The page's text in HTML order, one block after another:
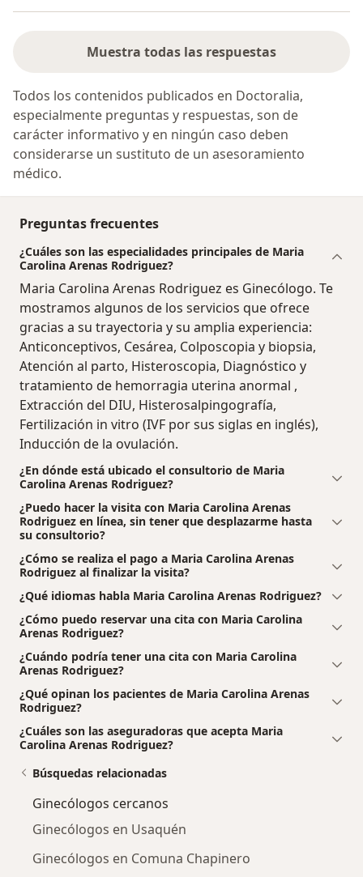
Muestra todas las respuestas
Todos los contenidos publicados en Doctoralia,
especialmente preguntas y respuestas, son de
carácter informativo y en ningún caso deben
considerarse un sustituto de un asesoramiento
médico.
Preguntas frecuentes
¿Cuáles son las especialidades principales de Maria
Carolina Arenas Rodriguez?
Maria Carolina Arenas Rodriguez es Ginecólogo. Te
mostramos algunos de los servicios que ofrece
gracias a su trayectoria y su amplia experiencia:
Anticonceptivos, Cesárea, Colposcopia y biopsia,
Atención al parto, Histeroscopia, Diagnóstico y
tratamiento de hemorragia uterina anormal ,
Extracción del DIU, Histerosalpingografía,
Fertilización in vitro (IVF por sus siglas en inglés),
Inducción de la ovulación.
¿En dónde está ubicado el consultorio de Maria
Carolina Arenas Rodriguez?
¿Puedo hacer la visita con Maria Carolina Arenas
Rodriguez en línea, sin tener que desplazarme hasta
su consultorio?
¿Cómo se realiza el pago a Maria Carolina Arenas
Rodriguez al finalizar la visita?
¿Qué idiomas habla Maria Carolina Arenas Rodriguez?
¿Cómo puedo reservar una cita con Maria Carolina
Arenas Rodriguez?
¿Cuándo podría tener una cita con Maria Carolina
Arenas Rodriguez?
¿Qué opinan los pacientes de Maria Carolina Arenas
Rodriguez?
¿Cuáles son las aseguradoras que acepta Maria
Carolina Arenas Rodriguez?
Búsquedas relacionadas
Ginecólogos cercanos
Ginecólogos en Usaquén
Ginecólogos en Comuna Chapinero